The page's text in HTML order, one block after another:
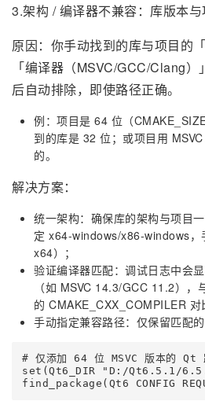
3.架构 / 编译器不兼容：库版本
原因：你手动找到的库与项目的
「编译器（MSVC/GCC/Clang
后自动排除，即使路径正确。
例：项目是 64 位（
到的库是 32 位；或项目用
的。
解决方案：
统一架构：确保库的架构与项目
定 x64-windows/x86-windows，
x64）；
验证编译器匹配：调试日志中会
（如 MSVC 14.3/GCC 11.2），
的 CMAKE_CXX_COMPILER 对
手动指定兼容路径：仅保留匹配的
# 仅添加 64 位 MSVC 版本的 Qt
set(Qt6_DIR "D:/Qt6.5.1/
find_package(Qt6 CONFIG